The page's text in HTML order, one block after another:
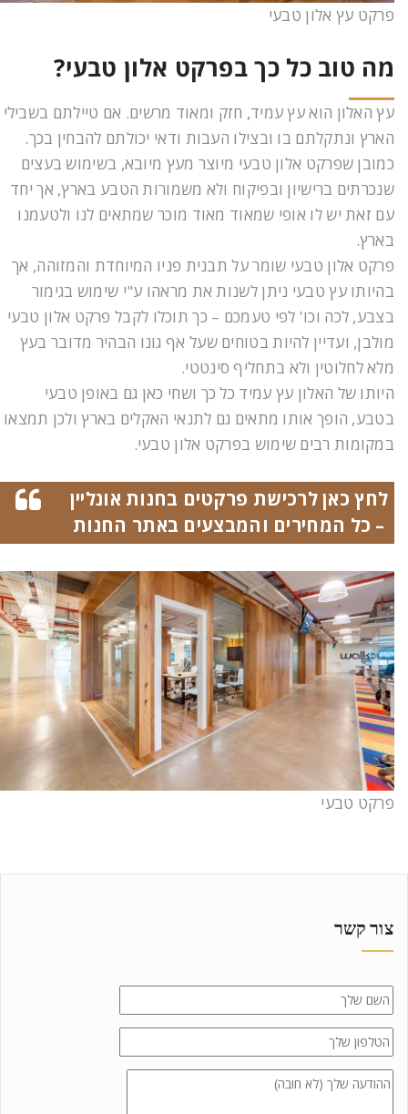
פרקט עץ אלון טבעי
מה טוב כל כך בפרקט אלון טבעי?
עץ האלון הוא עץ עמיד, חזק ומאוד מרשים. אם טיילתם בשבילי
הארץ ונתקלתם בו ובצילו העבות ודאי יכולתם להבחין בכך.
כמובן שפרקט אלון טבעי מיוצר מעץ מיובא, בשימוש בעצים
שנכרתים ברישיון ובפיקוח ולא משמורות הטבע בארץ, אך יחד
עם זאת יש לו אופי שמאוד מאוד מוכר שמתאים לנו ולטעמנו
בארץ.
פרקט אלון טבעי שומר על תבנית פניו המיוחדת והמזוהה, אך
בהיותו עץ טבעי ניתן לשנות את מראהו ע"י שימוש בגימור
בצבע, לכה וכו' לפי טעמכם – כך תוכלו לקבל פרקט אלון טבעי
מולבן, ועדיין להיות בטוחים שעל אף גונו הבהיר מדובר בעץ
מלא לחלוטין ולא בתחליף סינטטי.
היותו של האלון עץ עמיד כל כך ושחי כאן גם באופן טבעי
בטבע, הופך אותו מתאים גם לתנאי האקלים בארץ ולכן תמצאו
במקומות רבים שימוש בפרקט אלון טבעי.
לחץ כאן לרכישת פרקטים בחנות אונליין
– כל המחירים והמבצעים באתר החנות
פרקט טבעי
צור קשר